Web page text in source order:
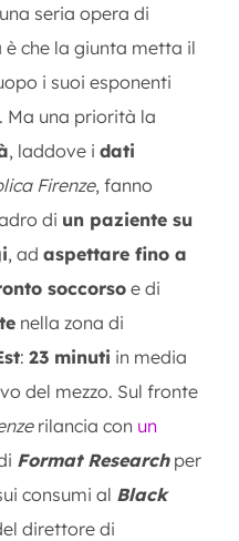
seria opera di
è che la giunta metta il
i suoi esponenti
. Ma una priorità la
, laddove i dati
Firenze, fanno
di un paziente su
, ad aspettare fino a
soccorso e di
nella zona di
: 23 minuti in media
del mezzo. Sul fronte
rilancia con un
Format Research per
consumi al Black
direttore di